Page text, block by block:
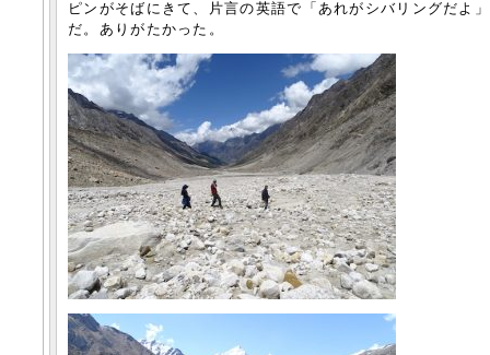
ピンがそばにきて、片言の英語で「あれがシバリングだよ
だ。ありがたかった。